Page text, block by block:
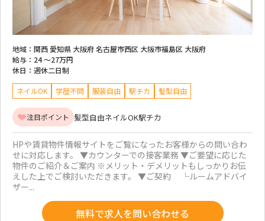
地域： 関西 愛知県 大阪府 名古屋市西区 大阪市福島区 大阪府
給与： 24 ～27万円
休日： 週休二日制
ネイルOK 学歴不問 服装自由 駅チカ 髪型自由
注目ポイント 髪型自由ネイルOK駅チカ
HPや賃貸物件情報サイトをご覧になったお客様からの問い合わ
せに対応します。 ▼カウンターでの接客業務 ▼ご要望に応じた
物件のご紹介＆ご案内 ※メリット・デメリットもしっかりお伝
えした上でご検討いただきます。 ▼ご契約 └ルームアドバイ
ザー...
無料で求人を問い合わせる